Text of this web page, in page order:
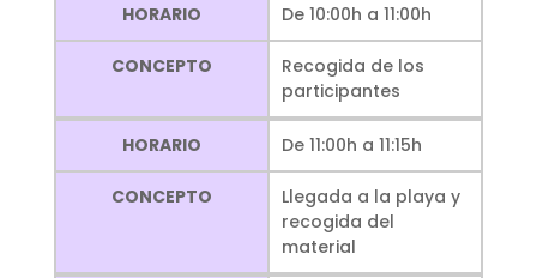
HORARIO De 10:00h a 11:00h
CONCEPTO
Recogida de los
participantes
HORARIO De 11:00h a 11:15h
CONCEPTO
Llegada a la playa y
recogida del
material